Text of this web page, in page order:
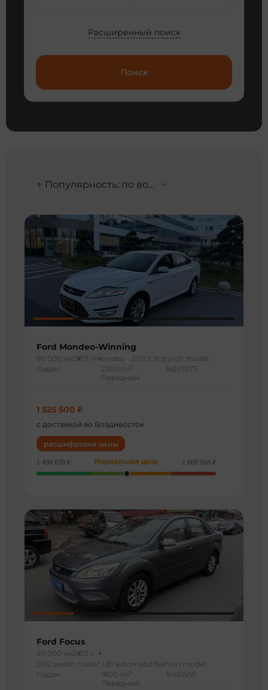
Расширенный поиск
Поиск
↑ Популярность: по возрастанию
Ford Mondeo-Winning
98 000 км2013 г mondeo - 2011 2.3l stylish model
Седан
2300 см 3
Передний
16259273
1 525 500 ₽
с доставкой во Владивосток
расшифровка цены
1 438 638 ₽ Нормальная цена 1 609 956 ₽
Ford Focus
50 000 км2013 г
2012 sedan classic 1.8l automatic fashion model
Седан
1800 см 3
Передний
16451555